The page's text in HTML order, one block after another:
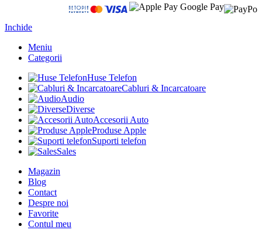
Inchide
Meniu
Categorii
Huse Telefon
Cabluri & Incarcatoare
Audio
Diverse
Accesorii Auto
Produse Apple
Suporti telefon
Sales
Magazin
Blog
Contact
Despre noi
Favorite
Contul meu